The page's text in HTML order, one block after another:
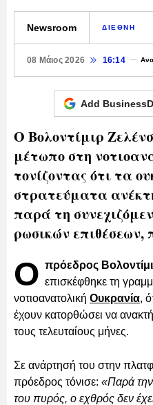
Newsroom ΔΙΕΘΝΗ
08 Μάιος 2026 16:14
Add
Ο Βολοντίμιρ
μέτωπο στη
τονίζοντας ότι τα
στρατεύματα
παρά τη
ρωσικών
Ο πρόεδρος
επισκέφθηκε τη
νοτιοανατολική Ουκρανία,
έχουν κατορθώσει να
τους τελευταίους μήνες.
Σε ανάρτησή του στην
πρόεδρος τόνισε: «Παρά
του πυρός, ο εχθρός δεν